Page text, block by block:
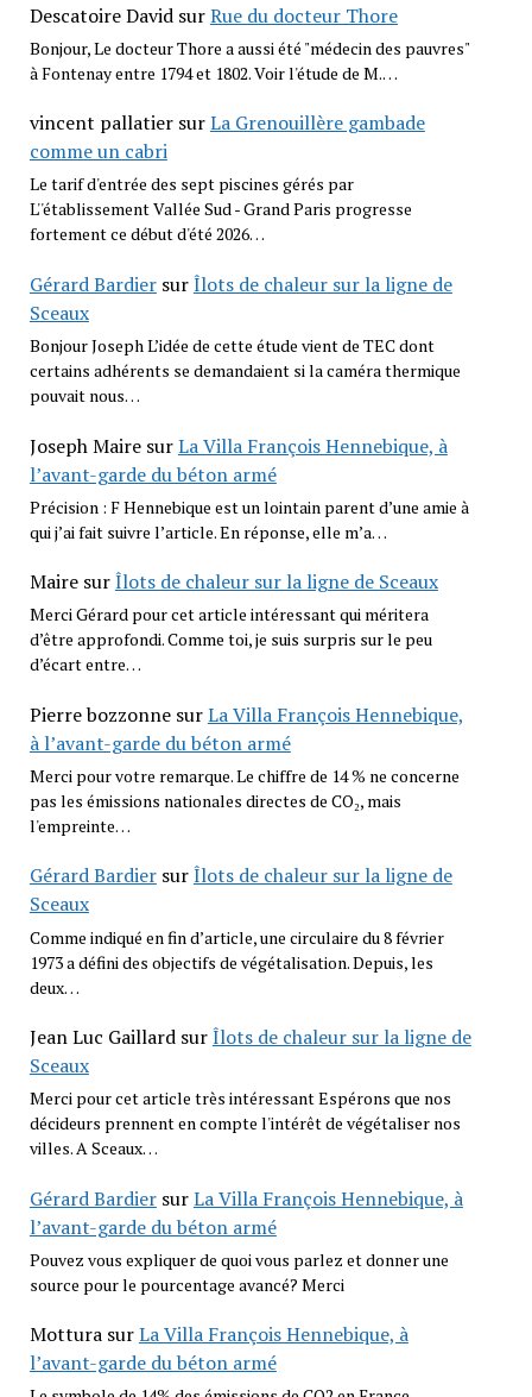
Descatoire DavidsurRue du docteur Thore
Bonjour, Le docteur Thore a aussi été "médecin des pauvres"
à Fontenay entre 1794 et 1802. Voir l'étude de M.…
vincent pallatiersurLa Grenouillère gambade
comme un cabri
Le tarif d'entrée des sept piscines gérés par
L''établissement Vallée Sud - Grand Paris progresse
fortement ce début d'été 2026…
Gérard BardiersurÎlots de chaleur sur la ligne de
Sceaux
Bonjour Joseph L’idée de cette étude vient de TEC dont
certains adhérents se demandaient si la caméra thermique
pouvait nous…
Joseph MairesurLa Villa François Hennebique, à
l’avant-garde du béton armé
Précision : F Hennebique est un lointain parent d’une amie à
qui j’ai fait suivre l’article. En réponse, elle m’a…
MairesurÎlots de chaleur sur la ligne de Sceaux
Merci Gérard pour cet article intéressant qui méritera
d’être approfondi. Comme toi, je suis surpris sur le peu
d’écart entre…
Pierre bozzonnesurLa Villa François Hennebique,
à l’avant-garde du béton armé
Merci pour votre remarque. Le chiffre de 14 % ne concerne
pas les émissions nationales directes de CO₂, mais
l'empreinte…
Gérard BardiersurÎlots de chaleur sur la ligne de
Sceaux
Comme indiqué en fin d’article, une circulaire du 8 février
1973 a défini des objectifs de végétalisation. Depuis, les
deux…
Jean Luc GaillardsurÎlots de chaleur sur la ligne de
Sceaux
Merci pour cet article très intéressant Espérons que nos
décideurs prennent en compte l'intérêt de végétaliser nos
villes. A Sceaux…
Gérard BardiersurLa Villa François Hennebique, à
l’avant-garde du béton armé
Pouvez vous expliquer de quoi vous parlez et donner une
source pour le pourcentage avancé? Merci
MotturasurLa Villa François Hennebique, à
l’avant-garde du béton armé